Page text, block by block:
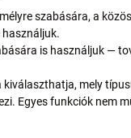
szabására, a
használjuk.
is használjuk —
mely
Egyes funkciók nem